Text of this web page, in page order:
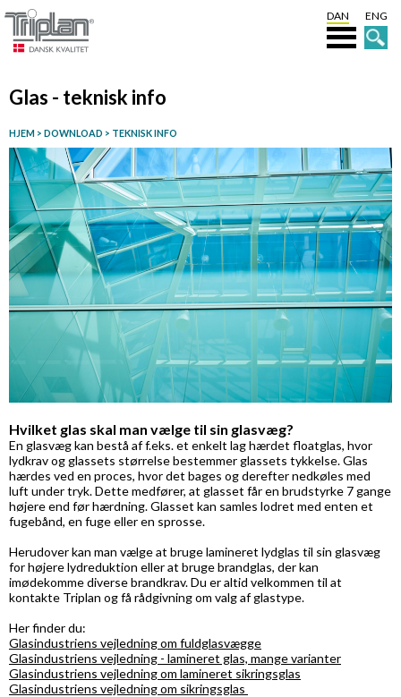
DAN ENG
Glas - teknisk info
HJEM > DOWNLOAD > TEKNISK INFO
Hvilket glas skal man vælge til sin glasvæg?
En glasvæg kan bestå af f.eks. et enkelt lag hærdet floatglas, hvor
lydkrav og glassets størrelse bestemmer glassets tykkelse. Glas
hærdes ved en proces, hvor det bages og derefter nedkøles med
luft under tryk. Dette medfører, at glasset får en brudstyrke 7 gange
højere end før hærdning. Glasset kan samles lodret med enten et
fugebånd, en fuge eller en sprosse.
Herudover kan man vælge at bruge lamineret lydglas til sin glasvæg
for højere lydreduktion eller at bruge brandglas, der kan
imødekomme diverse brandkrav. Du er altid velkommen til at
kontakte Triplan og få rådgivning om valg af glastype.
Her finder du:
Glasindustriens vejledning om fuldglasvægge
Glasindustriens vejledning - lamineret glas, mange varianter
Glasindustriens vejledning om lamineret sikringsglas
Glasindustriens vejledning om sikringsglas